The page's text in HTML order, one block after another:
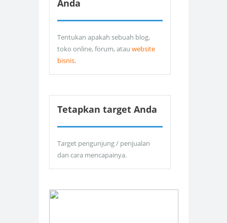
Anda
Tentukan apakah sebuah blog,
toko online, forum, atau website
bisnis.
Tetapkan target Anda
Target pengunjung / penjualan
dan cara mencapainya.